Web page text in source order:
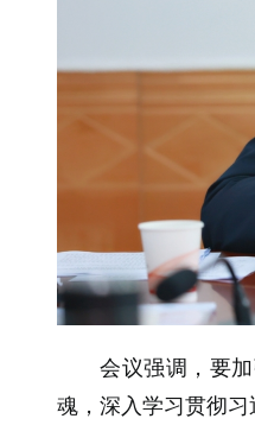
会议强调，要
魂，深入学习贯彻